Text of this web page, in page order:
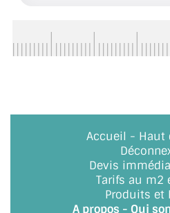
SYSTÈMES COULISSANTS
EXEMPLES,
NUANCIER RAL
COMMENT COUPER DU
Accueil - Haut
Devis
Tarifs au m2
Produits et
A propos - Qui